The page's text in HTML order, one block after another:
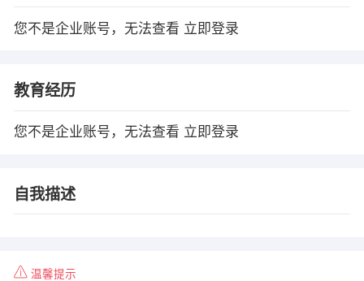
您不是企业账号，无法查看 立即登录
教育经历
您不是企业账号，无法查看 立即登录
自我描述
温馨提示